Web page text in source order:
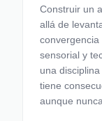
Construir un
allá de
sensorial y
una
tiene
aunque